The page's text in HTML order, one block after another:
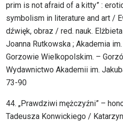
prim is not afraid of a kitty” :
symbolism in literature and art /
dźwięk, obraz / red. nauk.
Joanna Rutkowska ; Akademia
Gorzowie Wielkopolskim. –
Wydawnictwo Akademii im.
73-90
44. „Prawdziwi mężczyźni” –
Tadeusza Konwickiego /